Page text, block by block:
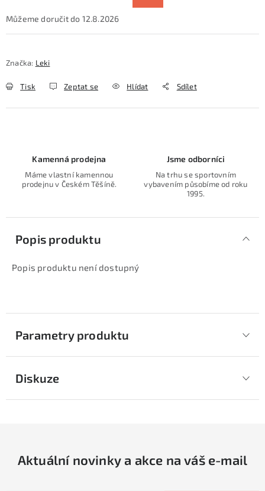
12.8.2026
Značka: Leki
Tisk Zeptat se Hlídat Sdílet
Kamenná prodejna
Máme vlastní kamennou
prodejnu v Českém Těšíně.
Jsme odborníci
Na trhu se sportovním
vybavením působíme od roku
1995.
Popis produktu
Popis produktu není dostupný
Parametry produktu
Diskuze
Aktuální novinky a akce na váš e-mail